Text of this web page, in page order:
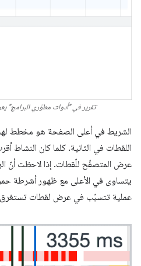
تقرير في "أدوات مطوّري البرامج"
الشريط في أعلى الصفحة هو مخطط
اللقطات في الثانية. كلما كان النشاط
عرض المتصفّح للّقطات. إذا لاحظت أنّ
يتساوى في الأعلى مع ظهور أشرطة
عملية تتسبّب في عرض لقطات تستغرق